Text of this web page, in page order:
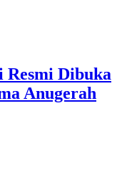
Dibuka
Anugerah